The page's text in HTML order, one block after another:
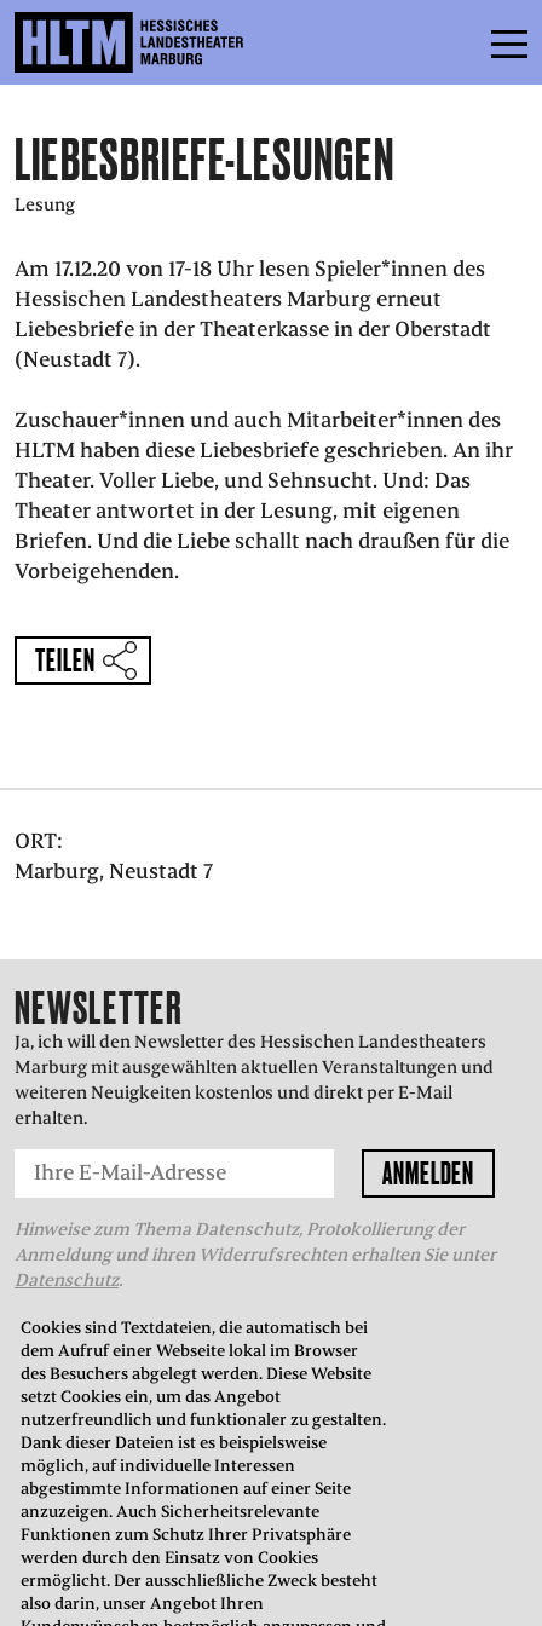
Cookies sind Textdateien, die automatisch bei
dem Aufruf einer Webseite lokal im Browser
des Besuchers abgelegt werden. Diese Website
setzt Cookies ein, um das Angebot
nutzerfreundlich und funktionaler zu gestalten.
Dank dieser Dateien ist es beispielsweise
möglich, auf individuelle Interessen
abgestimmte Informationen auf einer Seite
anzuzeigen. Auch Sicherheitsrelevante
Funktionen zum Schutz Ihrer Privatsphäre
werden durch den Einsatz von Cookies
ermöglicht. Der ausschließliche Zweck besteht
also darin, unser Angebot Ihren
SPIELPLAN
ENSEMBLE
MITMACHEN
KARTEN
SERVICE
KONTAKT
THEATER & SCHULE
PODCAST
PRESSE
SUCHE
LIEBESBRIEFE-LESUNGEN
Lesung
Am 17.12.20 von 17-18 Uhr lesen Spieler*innen des
Hessischen Landestheaters Marburg erneut
Liebesbriefe in der Theaterkasse in der Oberstadt
(Neustadt 7).
Zuschauer*innen und auch Mitarbeiter*innen des
HLTM haben diese Liebesbriefe geschrieben. An ihr
Theater. Voller Liebe, und Sehnsucht. Und: Das
Theater antwortet in der Lesung, mit eigenen
Briefen. Und die Liebe schallt nach draußen für die
Vorbeigehenden.
TEILEN
ORT:
Marburg, Neustadt 7
NEWSLETTER
Ja, ich will den Newsletter des Hessischen Landestheaters
Marburg mit ausgewählten aktuellen Veranstaltungen und
weiteren Neuigkeiten kostenlos und direkt per E-Mail
erhalten.
Hinweise zum Thema Datenschutz, Protokollierung der
Anmeldung und ihren Widerrufsrechten erhalten Sie unter
Datenschutz.
THEATERKASSE
in der Oberstadt
Neustadt 7
35037 Marburg
Telefon: 06421. 99 02 70
E-Mail:kasse@hltm.de
Öffnungszeiten:
Montag bis Freitag: 10.00–18.00 Uhr